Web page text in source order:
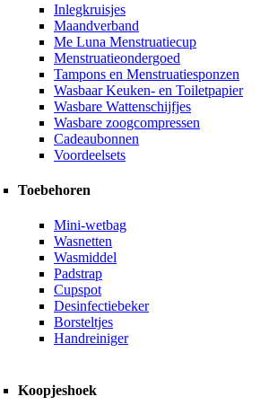
Inlegkruisjes
Maandverband
Me Luna Menstruatiecup
Menstruatieondergoed
Tampons en Menstruatiesponzen
Wasbaar Keuken- en Toiletpapier
Wasbare Wattenschijfjes
Wasbare zoogcompressen
Cadeaubonnen
Voordeelsets
Toebehoren
Mini-wetbag
Wasnetten
Wasmiddel
Padstrap
Cupspot
Desinfectiebeker
Borsteltjes
Handreiniger
Koopjeshoek